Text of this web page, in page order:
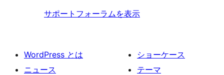
サポートフォーラムを表示
WordPress とは
ニュース
ショーケース
テーマ